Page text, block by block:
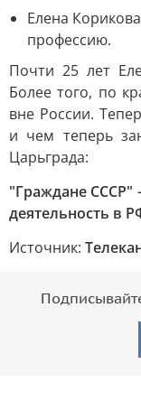
Елена
профессию.
Почти 25 лет
Более того, по
вне России.
и чем теперь
Царьграда:
"Граждане СССР"
деятельность в
Источник: